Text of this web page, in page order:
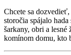
Chcete sa
storočia spájalo
šarkany, obri a lesné
komínom domu, kto